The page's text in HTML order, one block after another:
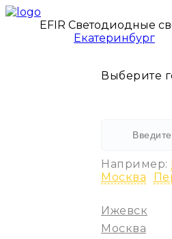
EFIR Светодиодные
Екатеринбург
Выберите
Например:
Москва
Ижевск
Москва